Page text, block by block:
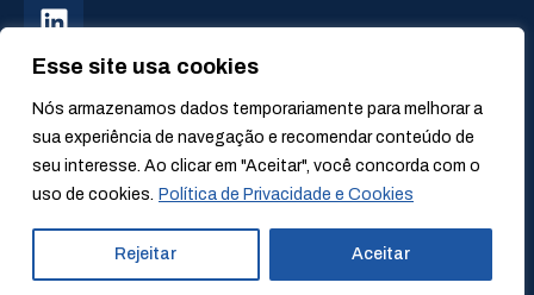
Esse site usa cookies
Nós armazenamos dados temporariamente para melhorar a
sua experiência de navegação e recomendar conteúdo de
seu interesse. Ao clicar em "Aceitar", você concorda com o
uso de cookies. Política de Privacidade e Cookies
Rejeitar Aceitar
© VertiMob. Todos os direitos reservados. 2024
Design by Agência Hiro.